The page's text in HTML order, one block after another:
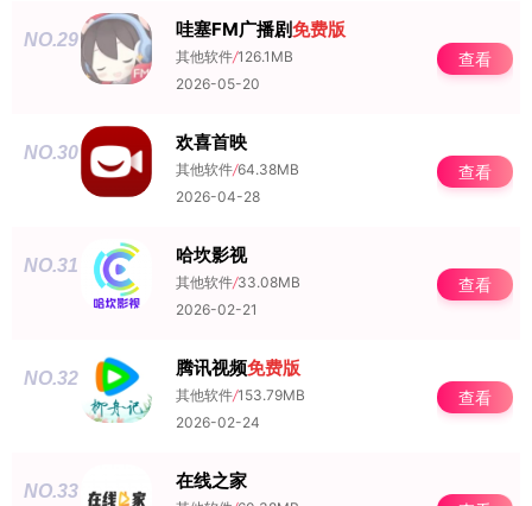
NO.29 哇塞FM广播剧免费版
其他软件/126.1MB
2026-05-20
查看
NO.30 欢喜首映
其他软件/64.38MB
2026-04-28
查看
NO.31 哈坎影视
其他软件/33.08MB
2026-02-21
查看
NO.32 腾讯视频免费版
其他软件/153.79MB
2026-02-24
查看
NO.33 在线之家